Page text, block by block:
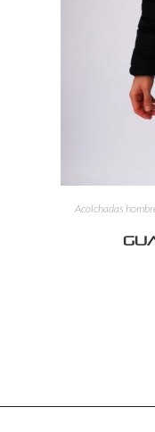
Acolchadas